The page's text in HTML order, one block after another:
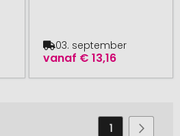
vanaf € 13,16
03. september
U
1 Pagina
2